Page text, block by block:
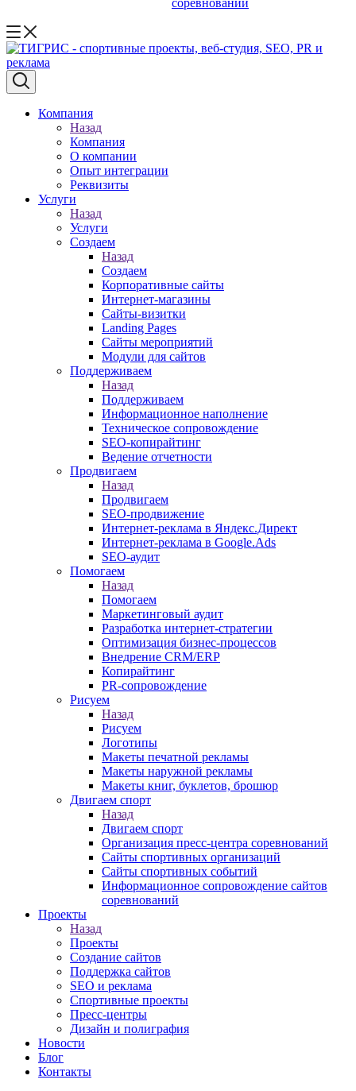
соревнований
Компания
Назад
Компания
О компании
Опыт интеграции
Реквизиты
Услуги
Назад
Услуги
Создаем
Назад
Создаем
Корпоративные сайты
Интернет-магазины
Сайты-визитки
Landing Pages
Сайты мероприятий
Модули для сайтов
Поддерживаем
Назад
Поддерживаем
Информационное наполнение
Техническое сопровождение
SEO-копирайтинг
Ведение отчетности
Продвигаем
Назад
Продвигаем
SEO-продвижение
Интернет-реклама в Яндекс.Директ
Интернет-реклама в Google.Ads
SEO-аудит
Помогаем
Назад
Помогаем
Маркетинговый аудит
Разработка интернет-стратегии
Оптимизация бизнес-процессов
Внедрение CRM/ERP
Копирайтинг
PR-сопровождение
Рисуем
Назад
Рисуем
Логотипы
Макеты печатной рекламы
Макеты наружной рекламы
Макеты книг, буклетов, брошюр
Двигаем спорт
Назад
Двигаем спорт
Организация пресс-центра соревнований
Сайты спортивных организаций
Сайты спортивных событий
Информационное сопровождение сайтов
соревнований
Проекты
Назад
Проекты
Создание сайтов
Поддержка сайтов
SEO и реклама
Спортивные проекты
Пресс-центры
Дизайн и полиграфия
Новости
Блог
Контакты